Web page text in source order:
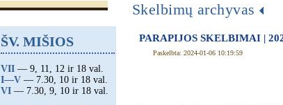
Skelbimų archyvas
PARAPIJOS SKELBIMAI |
Paskelbta: 2024-01-06 10:19:59
ŠV. MIŠIOS
VII — 9, 11, 12 ir 18 val.
I—V — 7.30, 10 ir 18 val.
VI — 7.30, 9, 10 ir 18 val.